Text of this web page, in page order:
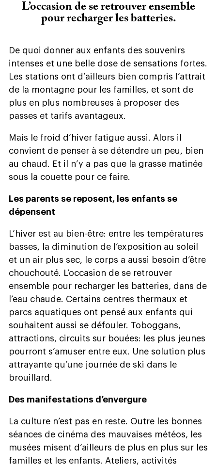
L’occasion de se retrouver ensemble
pour recharger les batteries.
De quoi donner aux enfants des souvenirs
intenses et une belle dose de sensations fortes.
Les stations ont d’ailleurs bien compris l’attrait
de la montagne pour les familles, et sont de
plus en plus nombreuses à proposer des
passes et tarifs avantageux.
Mais le froid d’hiver fatigue aussi. Alors il
convient de penser à se détendre un peu, bien
au chaud. Et il n’y a pas que la grasse matinée
sous la couette pour ce faire.
Les parents se reposent, les enfants se
dépensent
L’hiver est au bien-être: entre les températures
basses, la diminution de l’exposition au soleil
et un air plus sec, le corps a aussi besoin d’être
chouchouté. L’occasion de se retrouver
ensemble pour recharger les batteries, dans de
l’eau chaude. Certains centres thermaux et
parcs aquatiques ont pensé aux enfants qui
souhaitent aussi se défouler. Toboggans,
attractions, circuits sur bouées: les plus jeunes
pourront s’amuser entre eux. Une solution plus
attrayante qu’une journée de ski dans le
brouillard.
Des manifestations d’envergure
La culture n’est pas en reste. Outre les bonnes
séances de cinéma des mauvaises météos, les
musées misent d’ailleurs de plus en plus sur les
familles et les enfants. Ateliers, activités